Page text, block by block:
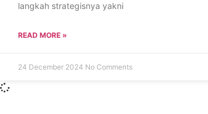
langkah strategisnya yakni
READ MORE »
24 December 2024 No Comments